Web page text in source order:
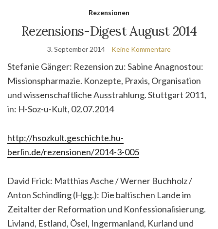
Rezensionen
Rezensions-Digest August 2014
3. September 2014 Keine Kommentare
Stefanie Gänger: Rezension zu: Sabine Anagnostou:
Missionspharmazie. Konzepte, Praxis, Organisation
und wissenschaftliche Ausstrahlung. Stuttgart 2011,
in: H-Soz-u-Kult, 02.07.2014
http://hsozkult.geschichte.hu-
berlin.de/rezensionen/2014-3-005
David Frick: Matthias Asche / Werner Buchholz /
Anton Schindling (Hgg.): Die baltischen Lande im
Zeitalter der Reformation und Konfessionalisierung.
Livland, Estland, Ösel, Ingermanland, Kurland und